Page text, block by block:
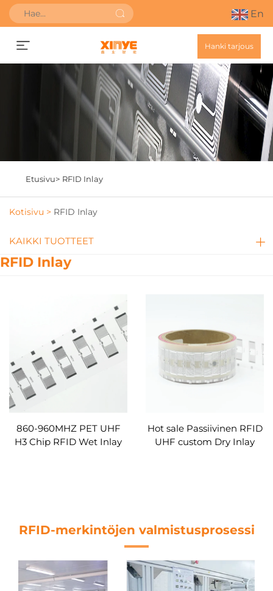
En
Hanki tarjous
Etusivu> RFID Inlay
Kotisivu > RFID Inlay
KAIKKI TUOTTEET
RFID Inlay
860-960MHZ PET UHF
H3 Chip RFID Wet Inlay
Hot sale Passiivinen RFID
UHF custom Dry Inlay
RFID-merkintöjen valmistusprosessi